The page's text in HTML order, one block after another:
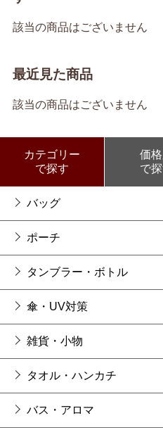
該当の商品はございません
最近見た商品
該当の商品はございません
カテゴリー
で探す
価
で
バッグ
ポーチ
タンブラー・ボトル
傘・UV対策
雑貨・小物
タオル・ハンカチ
バス・アロマ